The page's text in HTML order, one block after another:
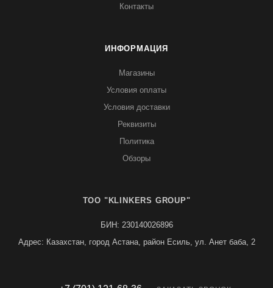
Контакты
ИНФОРМАЦИЯ
Магазины
Условия оплаты
Условия доставки
Реквизиты
Политика
Обзоры
TOO "KLINKERS GROUP"
БИН: 230140026896
Адрес: Казахстан, город Астана, район Есиль, ул. Анет баба, 2